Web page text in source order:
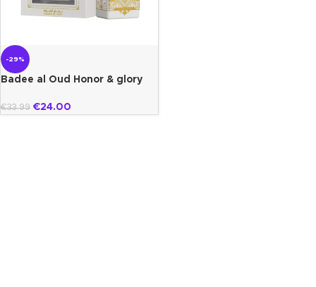
-29%
Badee al Oud Honor & glory
€33.99 €24.00